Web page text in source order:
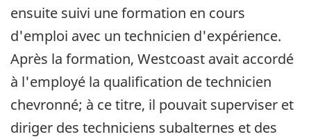
ensuite suivi une formation en cours
d'emploi avec un technicien d'expérience.
Après la formation, Westcoast avait accordé
à l'employé la qualification de technicien
chevronné; à ce titre, il pouvait superviser et
diriger des techniciens subalternes et des